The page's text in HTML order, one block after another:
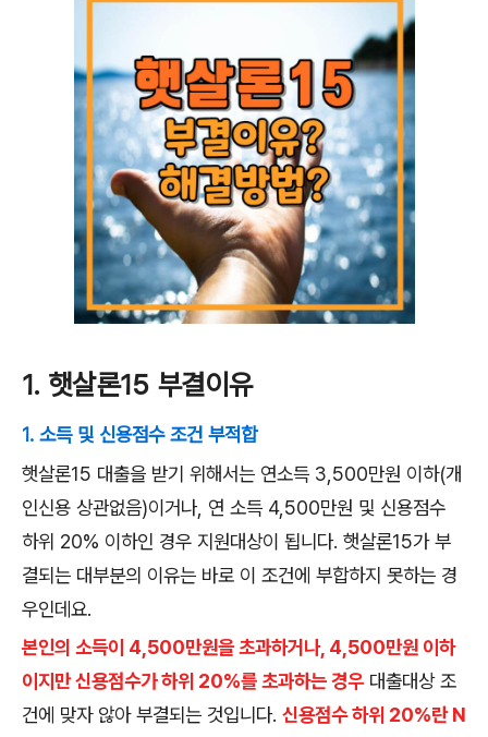
1. 햇살론15 부결이유
1. 소득 및 신용점수 조건 부적합
햇살론15 대출을 받기 위해서는 연소득 3,500만원 이하(개
인신용 상관없음)이거나, 연 소득 4,500만원 및 신용점수
하위 20% 이하인 경우 지원대상이 됩니다. 햇살론15가 부
결되는 대부분의 이유는 바로 이 조건에 부합하지 못하는 경
우인데요.
본인의 소득이 4,500만원을 초과하거나, 4,500만원 이하
이지만 신용점수가 하위 20%를 초과하는 경우대출대상 조
건에 맞자 않아 부결되는 것입니다. 신용점수 하위 20%란 N